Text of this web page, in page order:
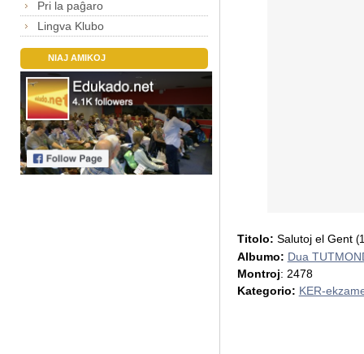
Pri la paĝaro
Lingva Klubo
NIAJ AMIKOJ
Titolo: Salutoj el Gent
Albumo: Dua
Montroj: 2478
Kategorio: KER-